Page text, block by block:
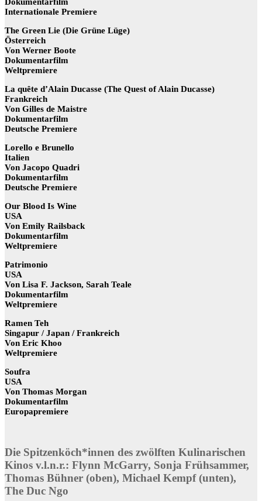
Dokumentarfilm
Internationale Premiere
The Green Lie (Die Grüne Lüge)
Österreich
Von Werner Boote
Dokumentarfilm
Weltpremiere
La quête d’Alain Ducasse (The Quest of Alain Ducasse)
Frankreich
Von Gilles de Maistre
Dokumentarfilm
Deutsche Premiere
Lorello e Brunello
Italien
Von Jacopo Quadri
Dokumentarfilm
Deutsche Premiere
Our Blood Is Wine
USA
Von Emily Railsback
Dokumentarfilm
Weltpremiere
Patrimonio
USA
Von Lisa F. Jackson, Sarah Teale
Dokumentarfilm
Weltpremiere
Ramen Teh
Singapur / Japan / Frankreich
Von Eric Khoo
Weltpremiere
Soufra
USA
Von Thomas Morgan
Dokumentarfilm
Europapremiere
Die Spitzenköch*innen des zwölften Kulinarischen
Kinos v.l.n.r.: Flynn McGarry, Sonja Frühsammer,
Thomas Bühner (oben), Michael Kempf (unten),
The Duc Ngo